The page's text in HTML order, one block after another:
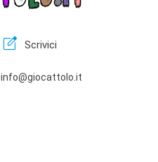
edit_square Scrivici
info@giocattolo.it